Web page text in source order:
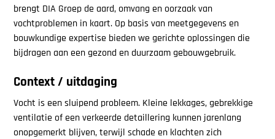
brengt DIA Groep de aard, omvang en oorzaak van
vochtproblemen in kaart. Op basis van meetgegevens en
bouwkundige expertise bieden we gerichte oplossingen die
bijdragen aan een gezond en duurzaam gebouwgebruik.
Context / uitdaging
Vocht is een sluipend probleem. Kleine lekkages, gebrekkige
ventilatie of een verkeerde detaillering kunnen jarenlang
onopgemerkt blijven, terwijl schade en klachten zich